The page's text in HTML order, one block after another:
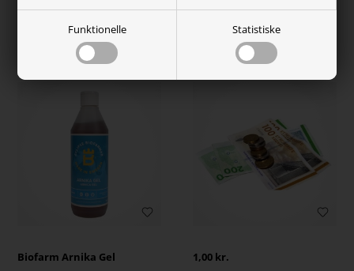
Funktionelle Statistiske
Kundeservice - 60485584
Biofarm Arnika Gel 1,00 kr.